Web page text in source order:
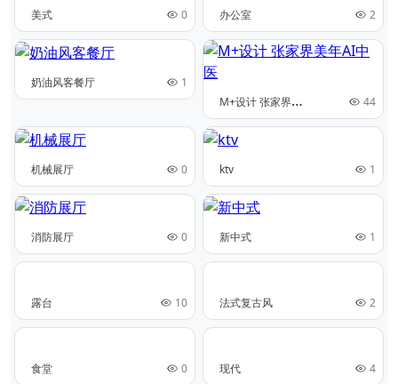
美式 0 办公室 2
奶油风客餐厅 1
M
+设计 张家界美年AI中医 44
机械展厅 0 ktv 1
消防展厅 0 新中式 1
露台 10 法式复古风 2
食堂 0 现代 4